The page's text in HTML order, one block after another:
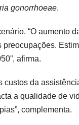
gonorrhoeae.
“O aumento
afirma.
custos da
a qualidade de
complementa.